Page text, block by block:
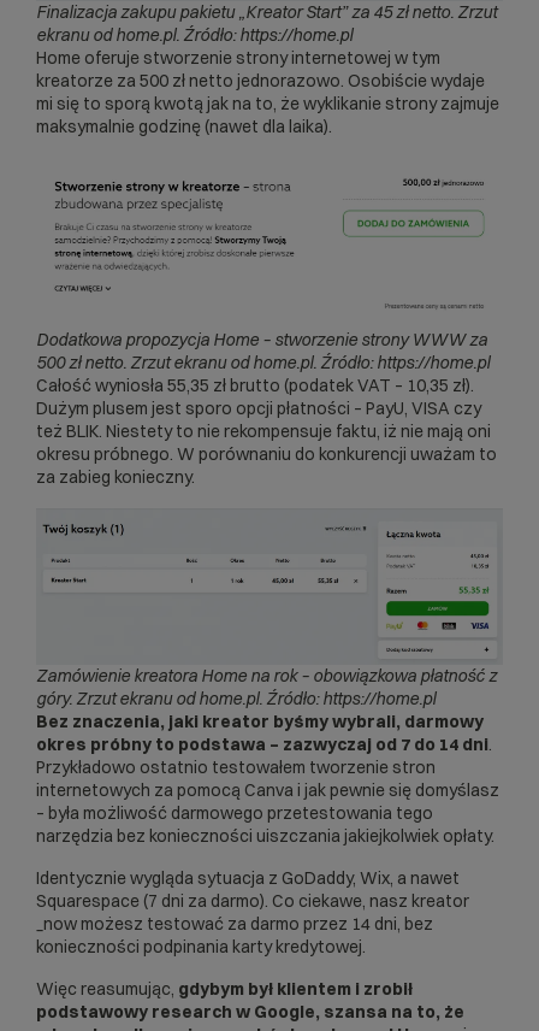
Finalizacja zakupu pakietu „Kreator Start” za 45 zł netto. Zrzut
ekranu od home.pl. Źródło: https://home.pl
Home oferuje stworzenie strony internetowej w tym
kreatorze za 500 zł netto jednorazowo. Osobiście wydaje
mi się to sporą kwotą jak na to, że wyklikanie strony zajmuje
maksymalnie godzinę (nawet dla laika).
Dodatkowa propozycja Home – stworzenie strony WWW za
500 zł netto. Zrzut ekranu od home.pl. Źródło: https://home.pl
Całość wyniosła 55,35 zł brutto (podatek VAT – 10,35 zł).
Dużym plusem jest sporo opcji płatności – PayU, VISA czy
też BLIK. Niestety to nie rekompensuje faktu, iż nie mają oni
okresu próbnego. W porównaniu do konkurencji uważam to
za zabieg konieczny.
Zamówienie kreatora Home na rok – obowiązkowa płatność z
góry. Zrzut ekranu od home.pl. Źródło: https://home.pl
Bez znaczenia, jaki kreator byśmy wybrali, darmowy
okres próbny to podstawa – zazwyczaj od 7 do 14 dni
Przykładowo ostatnio testowałem tworzenie stron
internetowych za pomocą Canva i jak pewnie się domyślasz
– była możliwość darmowego przetestowania tego
narzędzia bez konieczności uiszczania jakiejkolwiek opłaty.
Identycznie wygląda sytuacja z GoDaddy, Wix, a nawet
Squarespace (7 dni za darmo). Co ciekawe, nasz kreator
_now możesz testować za darmo przez 14 dni, bez
konieczności podpinania karty kredytowej.
Więc reasumując, gdybym był klientem i zrobił
podstawowy research w Google, szansa na to, że